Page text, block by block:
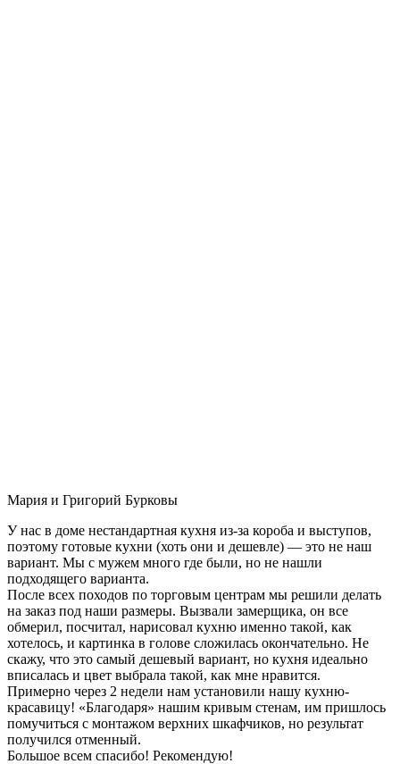
Мария и Григорий Бурковы
У нас в доме нестандартная кухня из-за короба и выступов,
поэтому готовые кухни (хоть они и дешевле) — это не наш
вариант. Мы с мужем много где были, но не нашли
подходящего варианта.
После всех походов по торговым центрам мы решили делать
на заказ под наши размеры. Вызвали замерщика, он все
обмерил, посчитал, нарисовал кухню именно такой, как
хотелось, и картинка в голове сложилась окончательно. Не
скажу, что это самый дешевый вариант, но кухня идеально
вписалась и цвет выбрала такой, как мне нравится.
Примерно через 2 недели нам установили нашу кухню-
красавицу! «Благодаря» нашим кривым стенам, им пришлось
помучиться с монтажом верхних шкафчиков, но результат
получился отменный.
Большое всем спасибо! Рекомендую!